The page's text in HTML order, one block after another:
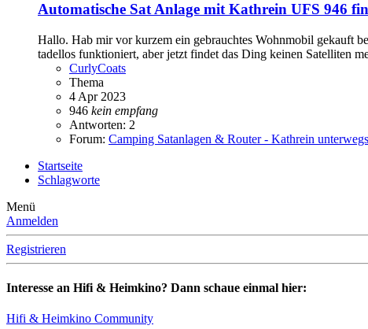
Automatische Sat Anlage mit Kathrein UFS 946
Hallo. Hab mir vor kurzem ein gebrauchtes Wohnmobil gekauft
tadellos funktioniert, aber jetzt findet das Ding keinen Satelliten
CurlyCoats
Thema
4 Apr 2023
946 kein empfang
Antworten: 2
Forum: Camping Satanlagen & Router - Kathrein unterwegs
Startseite
Schlagworte
Menü
Anmelden
Registrieren
Interesse an Hifi & Heimkino? Dann schaue einmal hier:
Hifi & Heimkino Community